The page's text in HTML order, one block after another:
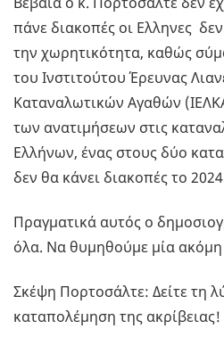
πάνε διακοπές οι Ελληνες
την χωρητικότητα, καθώς
του Ινστιτούτου Έρευνας
Καταναλωτικών Αγαθών
των ανατιμήσεων στις
Ελλήνων, ένας στους δύο
δεν θα κάνει διακοπές το
Πραγματικά αυτός ο
όλα. Να θυμηθούμε μία ακόμη
Σκέψη Πορτοσάλτε: Δείτε τη
καταπολέμηση της ακρίβειας!